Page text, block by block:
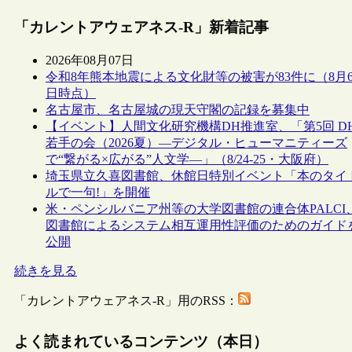
「カレントアウェアネス-R」新着記事
2026年08月07日
令和8年熊本地震による文化財等の被害が83件に（8月
日時点）
名古屋市、名古屋城の現天守閣の記録を募集中
【イベント】人間文化研究機構DH推進室、「第5回
若手の会（2026夏）―デジタル・ヒューマニティーズ
で“繋がる×広がる”人文学―」（8/24-25・大阪府）
埼玉県立久喜図書館、休館日特別イベント「本のタイ
ルで一句!」を開催
米・ペンシルバニア州等の大学図書館の連合体PALCI、
図書館によるシステム相互運用性評価のためのガイド
公開
続きを見る
「カレントアウェアネス-R」用のRSS：
よく読まれているコンテンツ（本日）